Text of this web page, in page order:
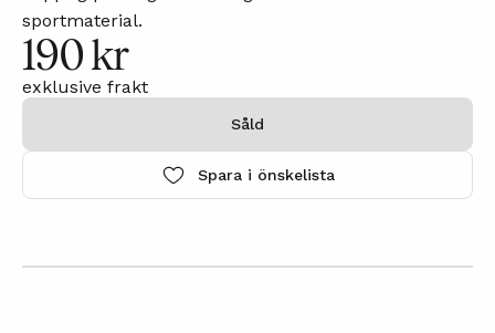
sportmaterial.
190 kr
exklusive frakt
Såld
Spara i önskelista